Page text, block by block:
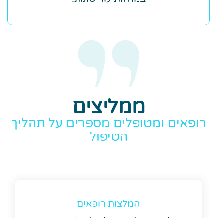
ממליצים
רופאים ומטופלים מספרים על תהליך
הטיפול
המלצות רופאים